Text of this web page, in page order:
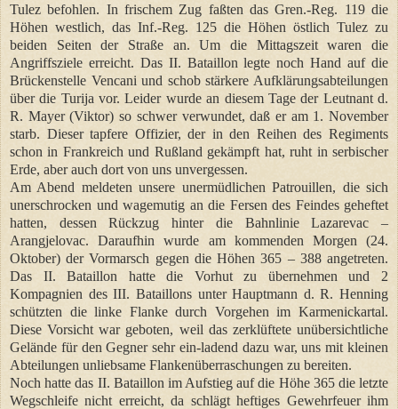
Tulez befohlen. In frischem Zug faßten das Gren.-Reg. 119 die
Höhen westlich, das Inf.-Reg. 125 die Höhen östlich Tulez zu
beiden Seiten der Straße an. Um die Mittagszeit waren die
Angriffsziele erreicht. Das II. Bataillon legte noch Hand auf die
Brückenstelle Vencani und schob stärkere Aufklärungsabteilungen
über die Turija vor. Leider wurde an diesem Tage der Leutnant d.
R. Mayer (Viktor) so schwer verwundet, daß er am 1. November
starb. Dieser tapfere Offizier, der in den Reihen des Regiments
schon in Frankreich und Rußland gekämpft hat, ruht in serbischer
Erde, aber auch dort von uns unvergessen.
Am Abend meldeten unsere unermüdlichen Patrouillen, die sich
unerschrocken und wagemutig an die Fersen des Feindes geheftet
hatten, dessen Rückzug hinter die Bahnlinie Lazarevac –
Arangjelovac. Daraufhin wurde am kommenden Morgen (24.
Oktober) der Vormarsch gegen die Höhen 365 – 388 angetreten.
Das II. Bataillon hatte die Vorhut zu übernehmen und 2
Kompagnien des III. Bataillons unter Hauptmann d. R. Henning
schützten die linke Flanke durch Vorgehen im Karmenickartal.
Diese Vorsicht war geboten, weil das zerklüftete unübersichtliche
Gelände für den Gegner sehr ein-ladend dazu war, uns mit kleinen
Abteilungen unliebsame Flankenüberraschungen zu bereiten.
Noch hatte das II. Bataillon im Aufstieg auf die Höhe 365 die letzte
Wegschleife nicht erreicht, da schlägt heftiges Gewehrfeuer ihm